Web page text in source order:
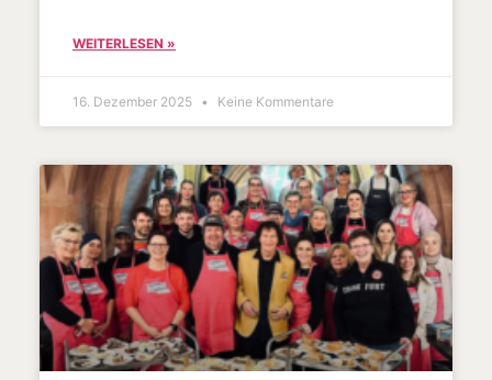
WEITERLESEN »
16. Dezember 2025 Keine Kommentare